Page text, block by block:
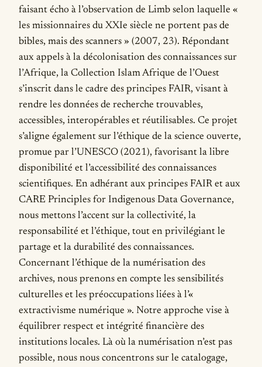
faisant écho à l’observation de Limb selon laquelle «
les missionnaires du XXIe siècle ne portent pas de
bibles, mais des scanners » (2007, 23). Répondant
aux appels à la décolonisation des connaissances sur
l’Afrique, la Collection Islam Afrique de l’Ouest
s’inscrit dans le cadre des principes FAIR, visant à
rendre les données de recherche trouvables,
accessibles, interopérables et réutilisables. Ce projet
s’aligne également sur l’éthique de la science ouverte,
promue par l’UNESCO (2021), favorisant la libre
disponibilité et l’accessibilité des connaissances
scientifiques. En adhérant aux principes FAIR et aux
CARE Principles for Indigenous Data Governance,
nous mettons l’accent sur la collectivité, la
responsabilité et l’éthique, tout en privilégiant le
partage et la durabilité des connaissances.
Concernant l’éthique de la numérisation des
archives, nous prenons en compte les sensibilités
culturelles et les préoccupations liées à l’«
extractivisme numérique ». Notre approche vise à
équilibrer respect et intégrité financière des
institutions locales. Là où la numérisation n’est pas
possible, nous nous concentrons sur le catalogage,